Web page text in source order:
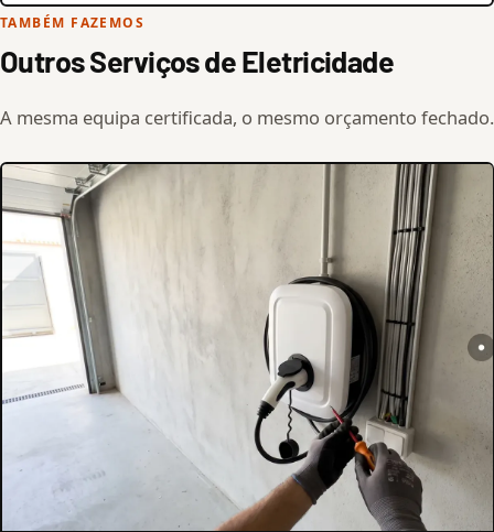
TAMBÉM FAZEMOS
Outros Serviços de Eletricidade
A mesma equipa certificada, o mesmo orçamento fechado.